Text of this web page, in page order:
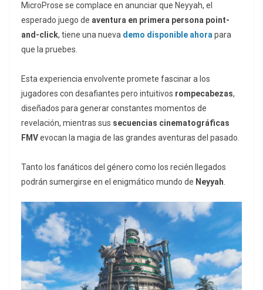
MicroProse se complace en anunciar que Neyyah, el
esperado juego de aventura en primera persona point-
and-click, tiene una nueva demo disponible ahora para
que la pruebes.
Esta experiencia envolvente promete fascinar a los
jugadores con desafiantes pero intuitivos rompecabezas,
diseñados para generar constantes momentos de
revelación, mientras sus secuencias cinematográficas
FMVevocan la magia de las grandes aventuras del pasado.
Tanto los fanáticos del género como los recién llegados
podrán sumergirse en el enigmático mundo de Neyyah